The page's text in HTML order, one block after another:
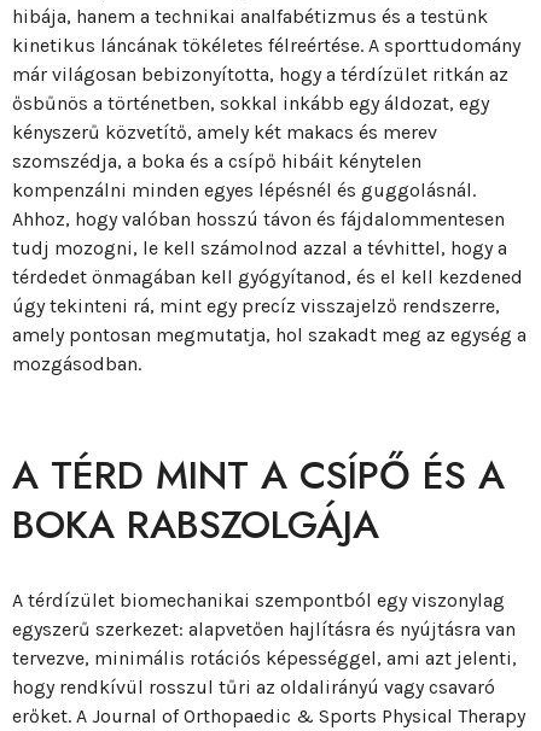
hibája, hanem a technikai analfabétizmus és a testünk
kinetikus láncának tökéletes félreértése. A sporttudomány
már világosan bebizonyította, hogy a térdízület ritkán az
ősbűnös a történetben, sokkal inkább egy áldozat, egy
kényszerű közvetítő, amely két makacs és merev
szomszédja, a boka és a csípő hibáit kénytelen
kompenzálni minden egyes lépésnél és guggolásnál.
Ahhoz, hogy valóban hosszú távon és fájdalommentesen
tudj mozogni, le kell számolnod azzal a tévhittel, hogy a
térdedet önmagában kell gyógyítanod, és el kell kezdened
úgy tekinteni rá, mint egy precíz visszajelző rendszerre,
amely pontosan megmutatja, hol szakadt meg az egység a
mozgásodban.
A TÉRD MINT A CSÍPŐ ÉS A
BOKA RABSZOLGÁJA
A térdízület biomechanikai szempontból egy viszonylag
egyszerű szerkezet: alapvetően hajlításra és nyújtásra van
tervezve, minimális rotációs képességgel, ami azt jelenti,
hogy rendkívül rosszul tűri az oldalirányú vagy csavaró
erőket. A Journal of Orthopaedic & Sports Physical Therapy